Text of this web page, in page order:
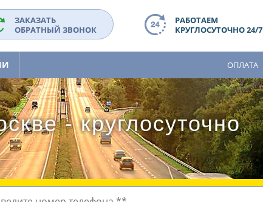
ЗАКАЗАТЬ
ОБРАТНЫЙ ЗВОНОК
РАБОТАЕМ
КРУГЛОСУТОЧНО 24/7
ОПЛАТА
- круглосуточно